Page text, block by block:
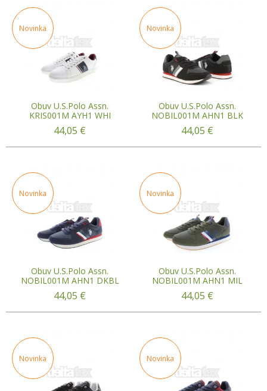
Novinka
Obuv U.S.Polo Assn.
KRIS001M AYH1 WHI
44,05 €
Novinka
Obuv U.S.Polo Assn.
NOBIL001M AHN1 BLK
44,05 €
Novinka
Obuv U.S.Polo Assn.
NOBIL001M AHN1 DKBL
44,05 €
Novinka
Obuv U.S.Polo Assn.
NOBIL001M AHN1 MIL
44,05 €
Novinka Novinka